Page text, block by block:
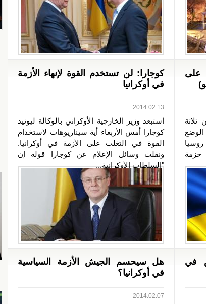
على
ثلاثة
حزمة
كوجارا: لن تستخدم القوة لإنهاء الأزمة
في أوكرانيا
2014.02.13
استبعد وزير الخارجية الأوكراني بالوكالة ليونيد
كوجارا أمس الأربعاء أية سيناريوهات لاستخدام
القوة في التغلب على الأزمة في أوكرانيا.
ونقلت وسائل الإعلام عن كوجارا قوله إن
"السلطات الأوكرانية...
في
هل سيحسم الجيش الأزمة السياسية
في أوكرانيا؟
2014.02.07